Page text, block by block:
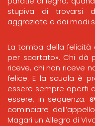
stupiva di trovarsi
aggraziate e dai modi
La tomba della felicità
per scartato». Chi dà
riceve, chi non riceve
felice. E la scuola è
essere sempre aperti
essere, in sequenza:
cominciare
Magari un Allegro di